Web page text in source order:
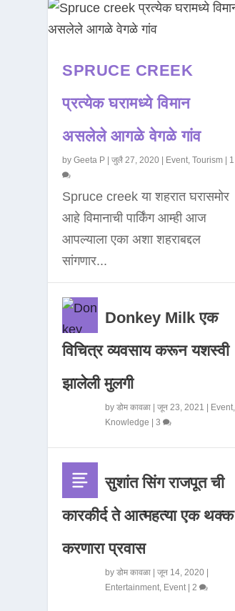
SPRUCE CREEK
प्रत्येक घरामध्ये विमान
असलेले आगळे वेगळे गांव
byGeeta P |जुलै 27, 2020 | Event ,Tourism | 1
Spruce creek या शहरात घरासमोर
आहे विमानाची पार्किंग आम्ही आज
आपल्याला एका अशा शहराबद्दल
सांगणार...
Donkey Milk एक
विचित्र व्यवसाय करून यशस्वी
झालेली मुलगी
byडोम कावळा |जून 23, 2021 | Event
Knowledge |3
सुशांत सिंग राजपूत ची
कारकीर्द ते आत्महत्या एक थक्क
करणारा प्रवास
byडोम कावळा |जून 14, 2020 |
Entertainment Event | 2